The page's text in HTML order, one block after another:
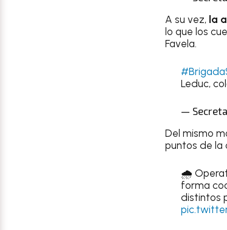
A su vez, la
lo que los
Favela.
Leduc,
—
Del mismo
puntos de la
🌧️
forma
distintos